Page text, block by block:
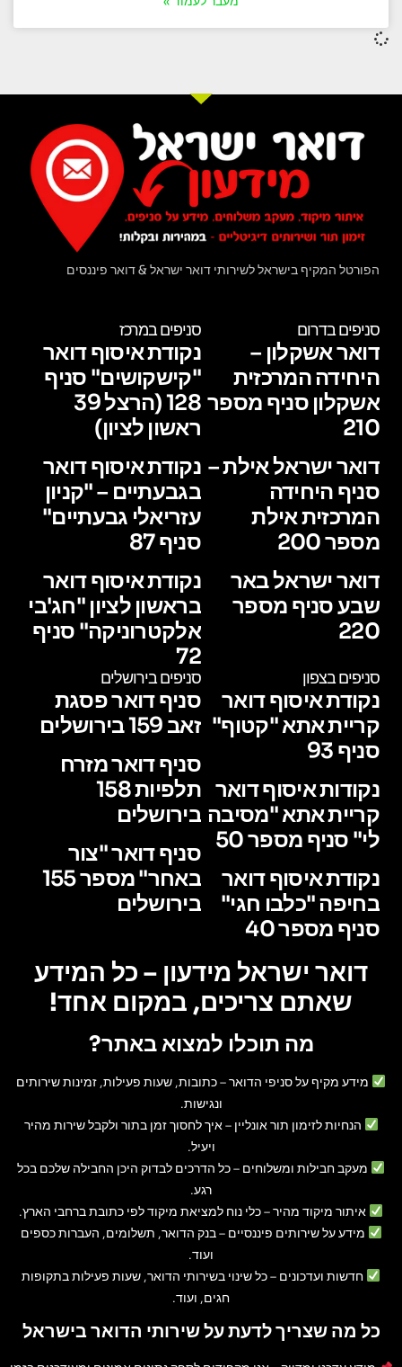
הפורטל המקיף בישראל לשירותי דואר ישראל & דואר פיננסים
סניפים בדרום
דואר אשקלון –
היחידה המרכזית
אשקלון סניף מספר
210
דואר ישראל אילת –
סניף היחידה
המרכזית אילת
מספר 200
דואר ישראל באר
שבע סניף מספר
220
סניפים במרכז
נקודת איסוף דואר
"קישקושים" סניף
128 (הרצל 39
ראשון לציון)
נקודת איסוף דואר
בגבעתיים – "קניון
עזריאלי גבעתיים"
סניף 87
נקודת איסוף דואר
בראשון לציון "חג'בי
אלקטרוניקה" סניף
72
סניפים בצפון
נקודת איסוף דואר
קריית אתא "קטוף"
סניף 93
נקודות איסוף דואר
קריית אתא "מסיבה
לי" סניף מספר 50
נקודת איסוף דואר
בחיפה "כלבו חגי"
סניף מספר 40
סניפים בירושלים
סניף דואר פסגת
זאב 159 בירושלים
סניף דואר מזרח
תלפיות 158
בירושלים
סניף דואר "צור
באחר" מספר 155
בירושלים
דואר ישראל מידעון – כל המידע
שאתם צריכים, במקום אחד!
מה תוכלו למצוא באתר?
מידע מקיף על סניפי הדואר– כתובות, שעות פעילות, זמינות שירותים
ונגישות.
הנחיות לזימון תור אונליין – איך לחסוך זמן בתור ולקבל שירות מהיר
ויעיל.
מעקב חבילות ומשלוחים – כל הדרכים לבדוק היכן החבילה שלכם בכל
רגע.
איתור מיקוד מהיר– כלי נוח למציאת מיקוד לפי כתובת ברחבי הארץ.
מידע על שירותים פיננסיים – בנק הדואר, תשלומים, העברות כספים
ועוד.
חדשות ועדכונים – כל שינוי בשירותי הדואר, שעות פעילות בתקופות
חגים, ועוד.
כל מה שצריך לדעת על שירותי הדואר בישראל